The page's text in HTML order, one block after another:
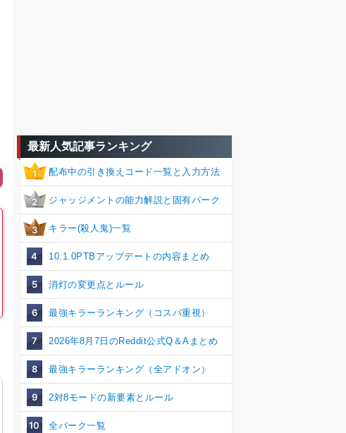
最新人気記事ランキング
1 配布中の引き換えコード一覧と入力方法
2 ジャッジメントの能力解説と固有パーク
3 キラー(殺人鬼)一覧
4 10.1.0PTBアップデートの内容まとめ
5 消灯の変更点とルール
6 最強キラーランキング（コスパ重視）
7 2026年8月7日のReddit公式Q＆Aまとめ
8 最強キラーランキング（全アドオン）
9 2対8モードの新要素とルール
10 全パーク一覧